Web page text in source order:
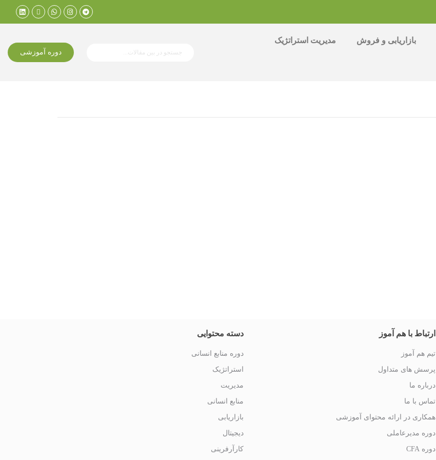
بازاریابی و فروش مدیریت استراتژیک
دوره آموزشی
ارتباط با هم آموز
تیم هم آموز
پرسش های متداول
درباره ما
تماس با ما
همکاری در ارائه محتوای آموزشی
دوره مدیرعاملی
دوره CFA
دسته محتوایی
دوره منابع انسانی
استراتژیک
مدیریت
منابع انسانی
بازاریابی
دیجیتال
کارآرفرینی